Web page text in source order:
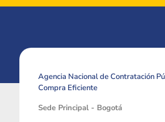
Agencia Nacional de Contratación
Compra Eficiente
Sede Principal - Bogotá